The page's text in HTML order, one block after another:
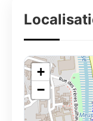
+
−